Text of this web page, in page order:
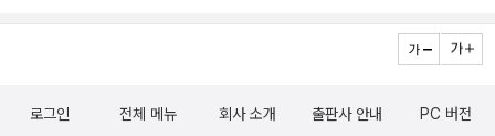
로그인 전체 메뉴 회사 소개 출판사 안내 PC 버전